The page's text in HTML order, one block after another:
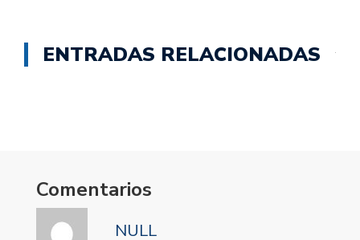
ENTRADAS RELACIONADAS
Comentarios
NULL